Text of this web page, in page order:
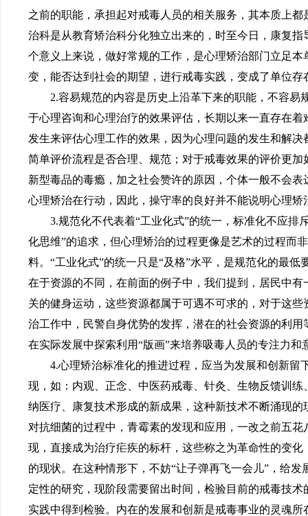
之前的职能，承担起对戒毒人员的相关服务，其本质上
治科是从教育矫治科分化独立出来的，时至今日，康复
个意义上来说，做好常规的工作，是心理矫治部门立足
变，能否达到社会的期望，进行戒毒实践，变成了单位
2.容易规范的内容是历史上沿革下来的职能，不容
于心理咨询和心理治疗的效果评估，长期以来一直存在
发生来评估心理工作的效果，因为心理问题的发生和解
简单评价流程是否合理、规范；对于戒毒效果的评价更
新型毒品的毒瘾，加之社会赞许的原因，个体一般不会
心理矫治在行动，因此，操守率的良好并不能说明心理
3.规范化不代表着“工业化式”的统一，标准化不应
化思维”的追求，但心理矫治的过程更像是艺术的过程而
料。“工业化式”的统一只是“及格”水平，是规范化的最
在于资源的不同，在前面的例子中，我们提到，居民中有
关的健身运动，这些资源都属于可遇不可求的，对于这
治工作中，民警自身优势的发挥，潜在的社会资源的利
在实际发展中探索利用“版画”来培养吸毒人员的专注力
4.心理矫治标准化的推进过程，应当为发展和创新
现，如：内观、正念、中医药戒毒、针灸、生物反馈训
纳医疗、康复技术形成的新成果，这种新技术不断涌现
对抗细菌的过程中，青霉素的发现和应用，一改之前五
现，直接成为治疗疟疾的标杆，这些称之为革命性的变
的现状。在这种情形下，不妨“让子弹再飞一会儿”，给
定性的研究，现阶段需要留出时间，检验目前的戒毒技
实践中得到检验。内在的发展和创新是戒毒事业的灵魂